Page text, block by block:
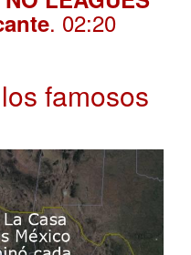
. 02:20
famosos